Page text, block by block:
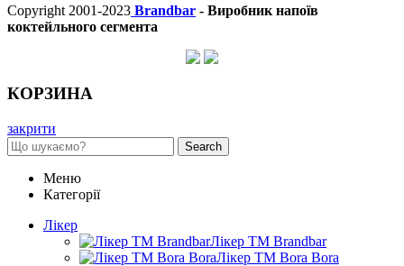
Copyright 2001-2023 Brandbar - Виробник напоїв
коктейльного сегмента
КОРЗИНА
закрити
Search
Меню
Категорії
Лікер
Лікер ТМ Brandbar
Лікер ТМ Bora Bora